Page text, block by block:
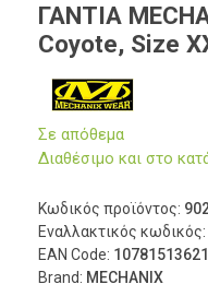
ΓΑΝΤΙΑ
Coyote, Size
Σε απόθεμα
Διαθέσιμο και στο
Κωδικός προϊόντος:
Εναλλακτικός κωδικός:
EAN Code:
Brand: MECHANIX